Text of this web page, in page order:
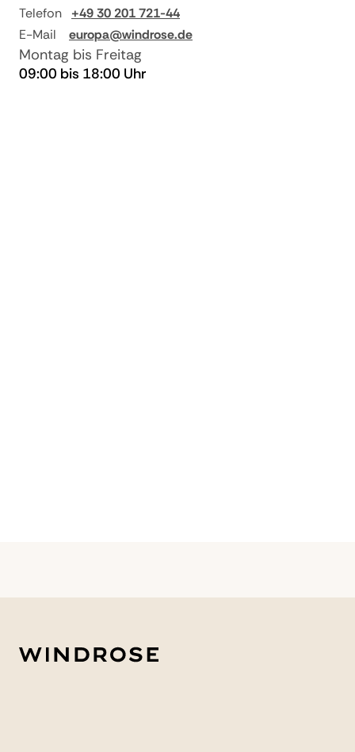
Nichtantritt
Telefon
+49 30 201 721-44
E-Mail
europa@windrose.de
Montag bis Freitag
09:00 bis 18:00 Uhr